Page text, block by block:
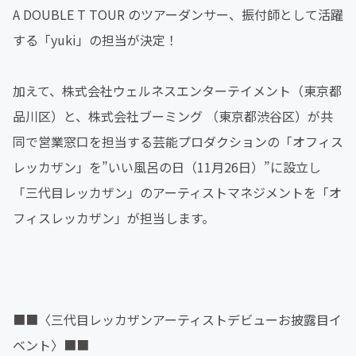
A DOUBLE T TOUR のツアーダンサー、振付師として活躍
する「yuki」の担当が決定！
加えて、株式会社ウェルネスエンターテイメント（東京都
品川区）と、株式会社ブーミング （東京都渋谷区）が共
同で営業窓口を担当する芸能プロダクションの「オフィス
レッカザン」を”いい風呂の日（11月26日）”に設立し
「三代目レッカザン」のアーティストマネジメントを「オ
フィスレッカザン」が担当します。
■■〈三代目レッカザンアーティストデビューお披露目イ
ベント〉■■